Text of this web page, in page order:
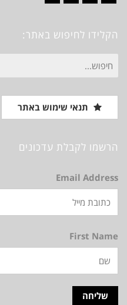
הקלידו לחיפוש באתר:
חיפוש
עבור:
תנאי שימוש באתר
הרשמו לקבלת עדכונים
Email Address
First Name